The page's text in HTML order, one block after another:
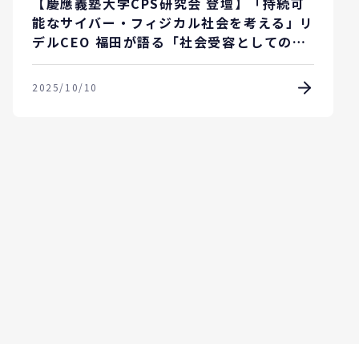
能なサイバー・フィジカル社会を考える」リ
デルCEO 福田が語る「社会受容としてのビ
ジネスモデル」とは？
2025/10/10